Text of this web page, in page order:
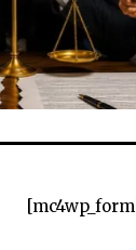
[mc4wp_form]